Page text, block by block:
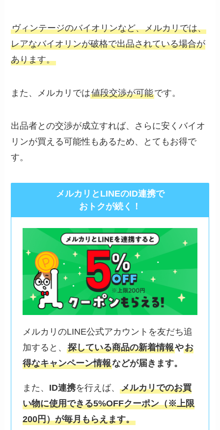
ヴィンテージのバイオリンなど、メルカリでは、
レアなバイオリンが破格で出品されている場合が
あります。
また、メルカリでは値段交渉が可能です。
出品者との交渉が成立すれば、さらに安くバイオ
リンが買える可能性もあるため、とてもお得で
す。
メルカリとLINEのID連携で
おトクが続く！
メルカリのLINE公式アカウントを友だち追
加すると、 探している商品の新着情報やお
得なキャンペーン情報などが届きます。
また、 ID連携を行えば、 メルカリでのお買
い物に使用できる5%OFFクーポン（※上限
200円）が毎月もらえます。